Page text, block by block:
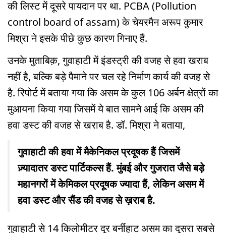
की लिस्ट में दूसरे पायदान पर था. PCBA (Pollution
control board of assam) के चेयरमैन अरूप कुमार
मिश्रा ने इसके पीछे कुछ कारण गिनाए हैं.
उनके मुताबिक़, गुवाहाटी में इंडस्ट्री की वजह से हवा खराब
नहीं है, बल्कि बड़े पैमाने पर चल रहे निर्माण कार्य की वजह से
है. रिपोर्ट में बताया गया कि असम के कुल 106 अर्बन क्षेत्रों का
मुआयना किया गया जिसमें ये बात सामने आई कि असम की
हवा डस्ट की वजह से खराब है. डॉ. मिश्रा ने बताया,
गुवाहाटी की हवा में मैकेनिकल प्रदूषक हैं जिसमें
ज़्यादातर डस्ट पार्टिकल्स हैं. मुंबई और गुजरात जैसे बड़े
महानगरों में केमिकल प्रदूषक ज्यादा हैं, लेकिन असम में
हवा डस्ट और सैंड की वजह से ख़राब है.
गुवाहाटी से 14 किलोमीटर दूर बर्नीहाट असम का दूसरा सबसे